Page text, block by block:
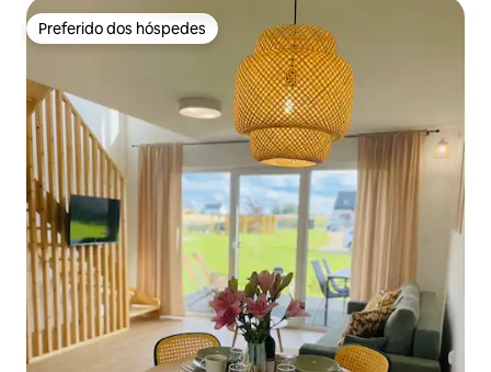
Preferido dos hóspedes
Preferido dos hóspedes